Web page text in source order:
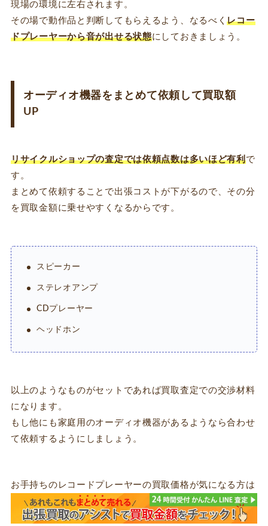
現場の環境に左右されます。
その場で動作品と判断してもらえるよう、なるべくレコー
ドプレーヤーから音が出せる状態にしておきましょう。
オーディオ機器をまとめて依頼して買取額
UP
リサイクルショップの査定では依頼点数は多いほど有利で
す。
まとめて依頼することで出張コストが下がるので、その分
を買取金額に乗せやすくなるからです。
スピーカー
ステレオアンプ
CDプレーヤー
ヘッドホン
以上のようなものがセットであれば買取査定での交渉材料
になります。
もし他にも家庭用のオーディオ機器があるようなら合わせ
て依頼するようにしましょう。
お手持ちのレコードプレーヤーの買取価格が気になる方は